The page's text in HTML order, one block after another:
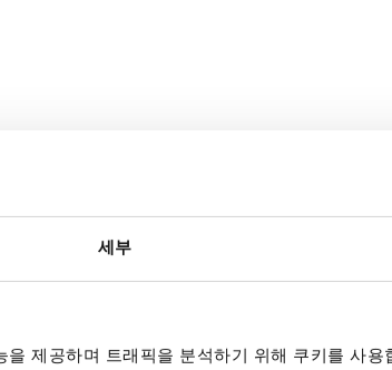
세부
제공하며 트래픽을 분석하기 위해 쿠키를 사용